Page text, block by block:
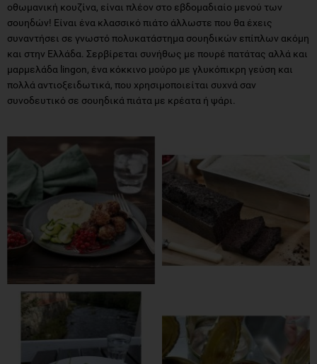
οθωμανική κουζίνα, είναι πλέον στο εβδομαδιαίο μενού των
σουηδών! Είναι ένα κλασσικό πιάτο άλλωστε που θα έχεις
συναντήσει σε γνωστό πολυκατάστημα σουηδικών επίπλων ακόμη
και στην Ελλάδα. Σερβίρεται συνήθως με πουρέ πατάτας αλλά και
μαρμελάδα lingon, ένα κόκκινο μούρο με γλυκόπικρη γεύση και
πολλά αντιοξειδωτικά, που χρησιμοποιείται συχνά σαν
συνοδευτικό σε σουηδικά πιάτα με κρέατα ή ψάρι.